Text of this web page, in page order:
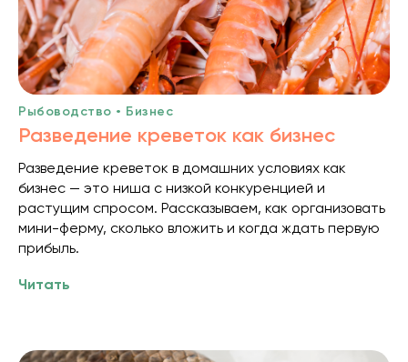
Рыбоводство • Бизнес
Разведение креветок как бизнес
Разведение креветок в домашних условиях как
бизнес — это ниша с низкой конкуренцией и
растущим спросом. Рассказываем, как организовать
мини-ферму, сколько вложить и когда ждать первую
прибыль.
Читать